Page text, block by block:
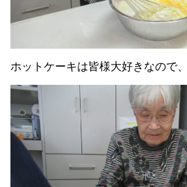
ホットケーキは皆様大好きなので